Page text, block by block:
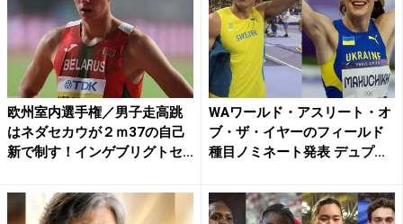
欧州室内選手権／男子走高跳
はネダセカウが２ｍ37の自己
新で制す！インゲブリグトセ...
WAワールド・アスリート・オ
ブ・ザ・イヤーのフィールド
種目ノミネート発表 デュプ...